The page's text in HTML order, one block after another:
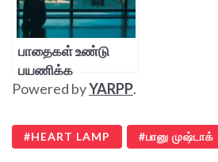
பாதைகள் உண்டு
பயணிக்க
Powered byYARPP.
HEART LAMP பானு முஷ்டாக்